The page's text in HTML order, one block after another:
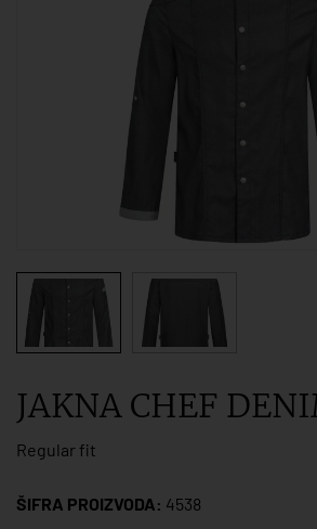
JAKNA CHEF
Regular fit
ŠIFRA PROIZVODA: 4538